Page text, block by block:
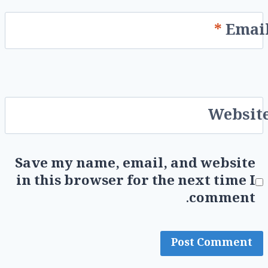
*
Save my name, email, and website
in this browser for the next time I
comment.